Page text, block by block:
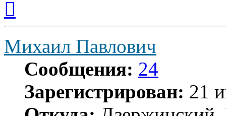
началу
Михаил Павлович
Сообщения: 24
Зарегистрирован: 21